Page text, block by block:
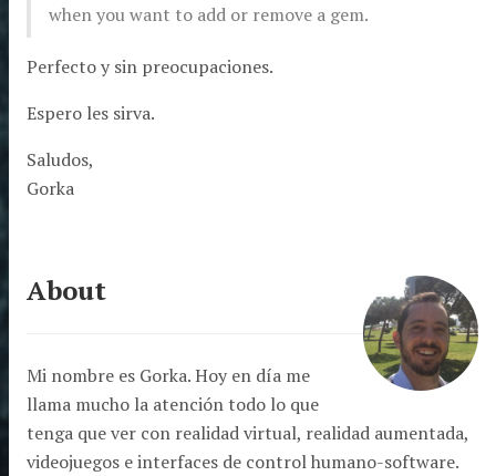
when you want to add or remove a gem.
Perfecto y sin preocupaciones.
Espero les sirva.
Saludos,
Gorka
About
Mi nombre es Gorka. Hoy en día me
llama mucho la atención todo lo que
tenga que ver con realidad virtual, realidad aumentada,
videojuegos e interfaces de control humano-software.